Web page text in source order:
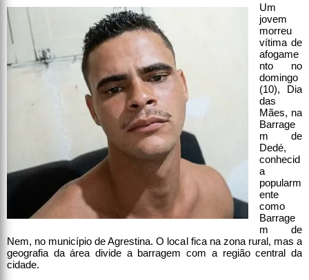
Um
jovem
morreu
vítima de
afogame
nto no
domingo
(10), Dia
das
Mães, na
Barrage
m de
Dedé,
conhecid
a
popularm
ente
como
Barrage
m de
Nem, no município de Agrestina. O local fica na zona rural, mas a
geografia da área divide a barragem com a região central da
cidade.